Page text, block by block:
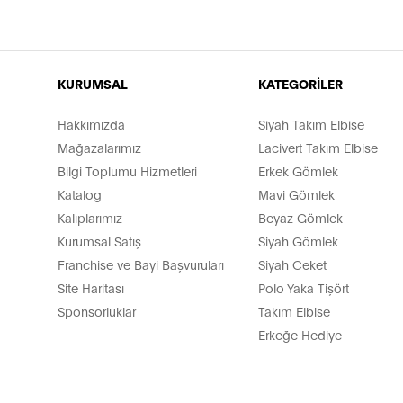
KURUMSAL
Hakkımızda
Mağazalarımız
Bilgi Toplumu Hizmetleri
Katalog
Kalıplarımız
Kurumsal Satış
Franchise ve Bayi Başvuruları
Site Haritası
Sponsorluklar
KATEGORİLER
Siyah Takım Elbise
Lacivert Takım Elbise
Erkek Gömlek
Mavi Gömlek
Beyaz Gömlek
Siyah Gömlek
Siyah Ceket
Polo Yaka Tişört
Takım Elbise
Erkeğe Hediye